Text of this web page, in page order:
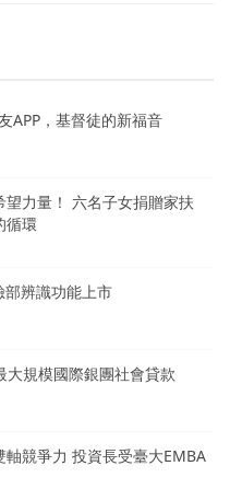
APP，基督徒的新福音
力量！ 六名子女捐贈家扶
循環
辨識功能上市
規模國際銀團社會貸款
競爭力 投資長受臺大EMBA